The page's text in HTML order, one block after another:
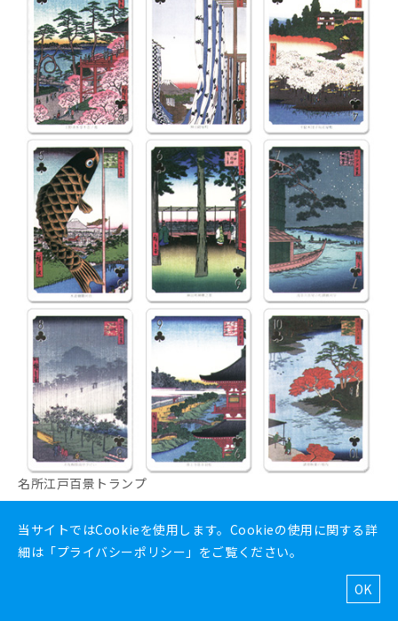
名所江戸百景トランプ
OK
当サイトではCookieを使用します。Cookieの使用に関する詳
細は「プライバシーポリシー 」をご覧ください。